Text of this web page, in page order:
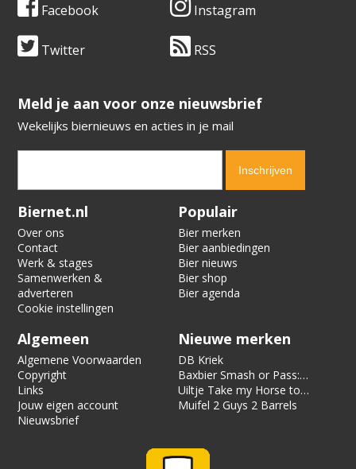
Facebook Instagram
Twitter RSS
​​​​​​​Meld je aan voor onze nieuwsbrief
Wekelijks biernieuws en acties in je mail
Verification code:
Biernet.nl
Over ons
Contact
Werk & stages
Samenwerken &
adverteren
Cookie instellingen
Populair
Bier merken
Bier aanbiedingen
Bier nieuws
Bier shop
Bier agenda
Algemeen
Algemene Voorwaarden
Copyright
Links
Jouw eigen account
Nieuwsbrief
Nieuwe merken
DB Kriek
Baxbier Smash or Pass:
Strata
Uiltje Take my Horse to
the Hotel Room
Muifel 2 Guys 2 Barrels